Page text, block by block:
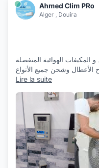
Ahmed Clim PRo
Alger , Douira
الھوائية المنفصلة
الأعطال وشحن جميع الأنواع
Lire la suite